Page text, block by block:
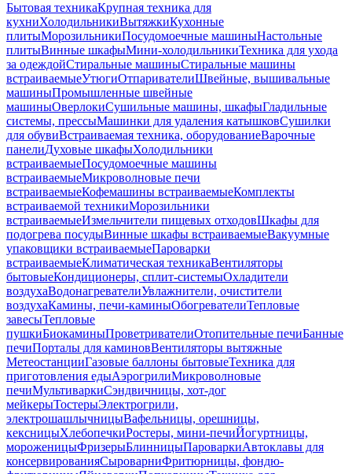
Бытовая техникаКрупная техника для
кухниХолодильникиВытяжкиКухонные
плитыМорозильникиПосудомоечные машиныНастольные
плитыВинные шкафыМини-холодильникиТехника для ухода
за одеждойСтиральные машиныСтиральные машины
встраиваемыеУтюгиОтпаривателиШвейные, вышивальные
машиныПромышленные швейные
машиныОверлокиСушильные машины, шкафыГладильные
системы, прессыМашинки для удаления катышковСушилки
для обувиВстраиваемая техника, оборудованиеВарочные
панелиДуховые шкафыХолодильники
встраиваемыеПосудомоечные машины
встраиваемыеМикроволновые печи
встраиваемыеКофемашины встраиваемыеКомплекты
встраиваемой техникиМорозильники
встраиваемыеИзмельчители пищевых отходовШкафы для
подогрева посудыВинные шкафы встраиваемыеВакуумные
упаковщики встраиваемыеПароварки
встраиваемыеКлиматическая техникаВентиляторы
бытовыеКондиционеры, сплит-системыОхладители
воздухаВодонагревателиУвлажнители, очистители
воздухаКамины, печи-каминыОбогревателиТепловые
завесыТепловые
пушкиБиокаминыПроветривателиОтопительные печиБанные
печиПорталы для каминовВентиляторы вытяжные
МетеостанцииГазовые баллоны бытовыеТехника для
приготовления едыАэрогрилиМикроволновые
печиМультиваркиСэндвичницы, хот-дог
мейкерыТостерыЭлектрогрили,
электрошашлычницыВафельницы, орешницы,
кексницыХлебопечкиРостеры, мини-печиЙогуртницы,
мороженицыФризерыБлинницыПароваркиАвтоклавы для
консервированияСыроварниФритюрницы, фондю-